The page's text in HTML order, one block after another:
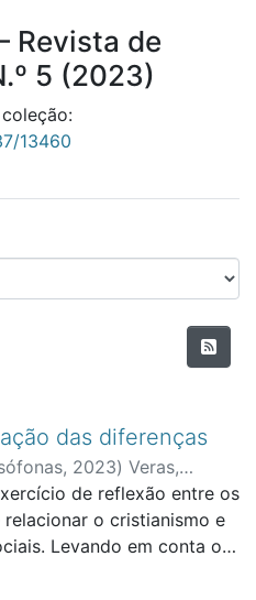
Revista de
5 (2023)
13460
das diferenças
, 2023) Veras,
de Ciências Sociais,
de reflexão entre os
o cristianismo e
Levando em conta o
cristã e o